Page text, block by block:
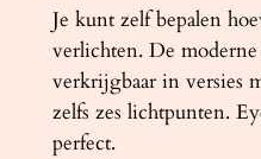
Je kunt zelf bepalen
verlichten. De
verkrijgbaar in versies
zelfs zes lichtpunten.
perfect.